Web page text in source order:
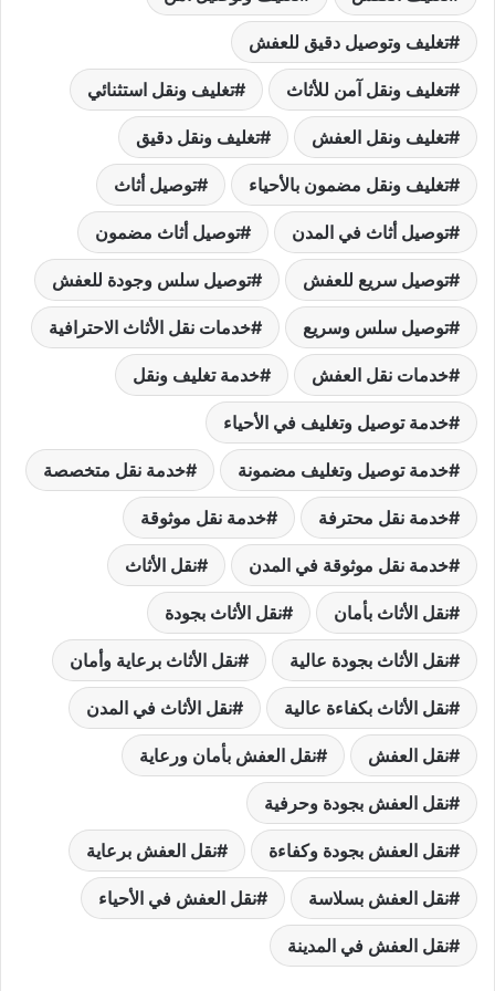
تغليف وتوصيل دقيق للعفش
تغليف ونقل آمن للأثاث تغليف ونقل استثنائي
تغليف ونقل العفش تغليف ونقل دقيق
تغليف ونقل مضمون بالأحياء توصيل أثاث
توصيل أثاث في المدن توصيل أثاث مضمون
توصيل سريع للعفش توصيل سلس وجودة للعفش
توصيل سلس وسريع خدمات نقل الأثاث الاحترافية
خدمات نقل العفش خدمة تغليف ونقل
خدمة توصيل وتغليف في الأحياء
خدمة توصيل وتغليف مضمونة خدمة نقل متخصصة
خدمة نقل محترفة خدمة نقل موثوقة
خدمة نقل موثوقة في المدن نقل الأثاث
نقل الأثاث بأمان نقل الأثاث بجودة
نقل الأثاث بجودة عالية نقل الأثاث برعاية وأمان
نقل الأثاث بكفاءة عالية نقل الأثاث في المدن
نقل العفش نقل العفش بأمان ورعاية
نقل العفش بجودة وحرفية
نقل العفش بجودة وكفاءة نقل العفش برعاية
نقل العفش بسلاسة نقل العفش في الأحياء
نقل العفش في المدينة